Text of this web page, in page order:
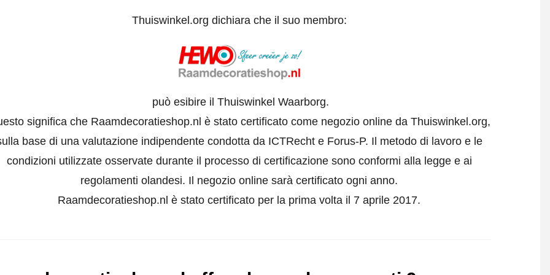
Thuiswinkel.org dichiara che il suo membro:
può esibire il Thuiswinkel Waarborg.
significa che Raamdecoratieshop.nl è stato certificato come negozio online da Thuiswinkel.org,
base di una valutazione indipendente condotta da ICTRecht e Forus-P. Il metodo di lavoro e le
condizioni utilizzate osservate durante il processo di certificazione sono conformi alla legge e ai
regolamenti olandesi. Il negozio online sarà certificato ogni anno.
Raamdecoratieshop.nl è stato certificato per la prima volta il 7 aprile 2017.